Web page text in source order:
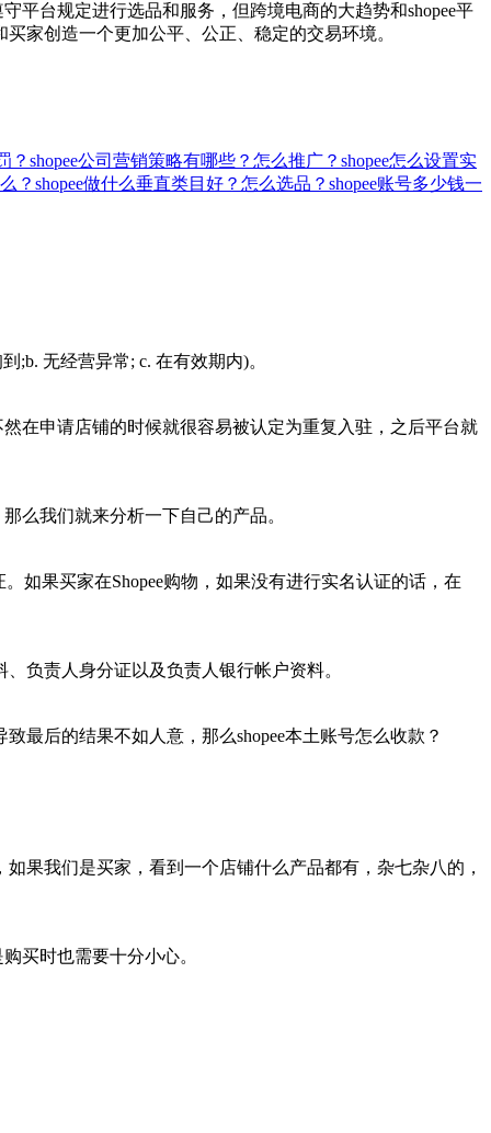
平台规定进行选品和服务，但跨境电商的大趋势和shopee平
家创造一个更加公平、公正、稳定的交易环境。
？ shopee公司营销策略有哪些？怎么推广？ shopee怎么设置实
？ shopee做什么垂直类目好？怎么选品？ shopee账号多少钱一
;b. 无经营异常; c. 在有效期内)。
在申请店铺的时候就很容易被认定为重复入驻，之后平台就
么我们就来分析一下自己的产品。
如果买家在Shopee购物，如果没有进行实名认证的话，在
负责人身分证以及负责人银行帐户资料。
最后的结果不如人意，那么shopee本土账号怎么收款？
果我们是买家，看到一个店铺什么产品都有，杂七杂八的，
买时也需要十分小心。